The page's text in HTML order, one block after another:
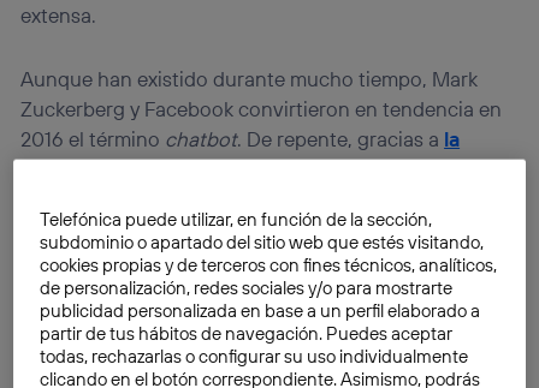
extensa.
Aunque han existido durante mucho tiempo, Mark
Zuckerberg y Facebook convirtieron en tendencia en
2016 el término chatbot. De repente, gracias a la
llegada de los bots a Facebook Messengercomo
competidores, todo va de bots. Empresas
«competidoras» como Telegram también ofrecen su
plataforma para crearlos, y muchas empresas de
servicios y ventas los están implementando en su chat
de atención al cliente. También es posible utilizarlos
incluso en aplicaciones de noticias como la deQuartz
Telefónica puede utilizar, en función de la sección,
subdominio o apartado del sitio web que estés visitando,
cookies propias y de terceros con fines técnicos, analíticos,
de personalización, redes sociales y/o para mostrarte
publicidad personalizada en base a un perfil elaborado a
partir de tus hábitos de navegación. Puedes aceptar
todas, rechazarlas o configurar su uso individualmente
clicando en el botón correspondiente. Asimismo, podrás